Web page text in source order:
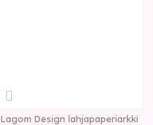
Lagom Design lahjapaperiarkki